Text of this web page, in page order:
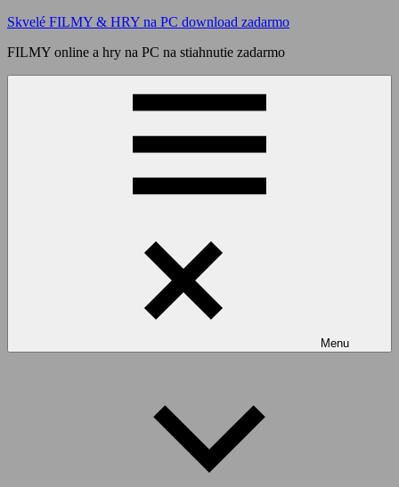
Skip
content
Skvelé FILMY & HRY na PC download zadarmo
FILMY online a hry na PC na stiahnutie zadarmo
Menu